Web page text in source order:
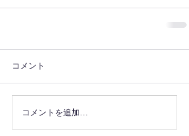
コメント
コメントを追加…